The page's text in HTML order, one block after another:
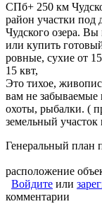
СПб+ 250 км
район участки под
Чудского озера. Вы
или купить
ровные, сухие от
15 квт,
Это тихое,
вам не забываемые
охоты, рыбалки. (
земельный участок
Генеральный план
расположение
Войдите или
комментарии